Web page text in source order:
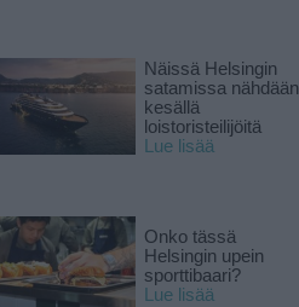
Näissä Helsingin
satamissa nähdään
kesällä
loistoristeilijöitä
Lue lisää
Onko tässä
Helsingin upein
sporttibaari?
Lue lisää